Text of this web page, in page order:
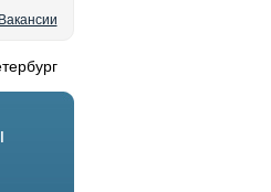
Вакансии